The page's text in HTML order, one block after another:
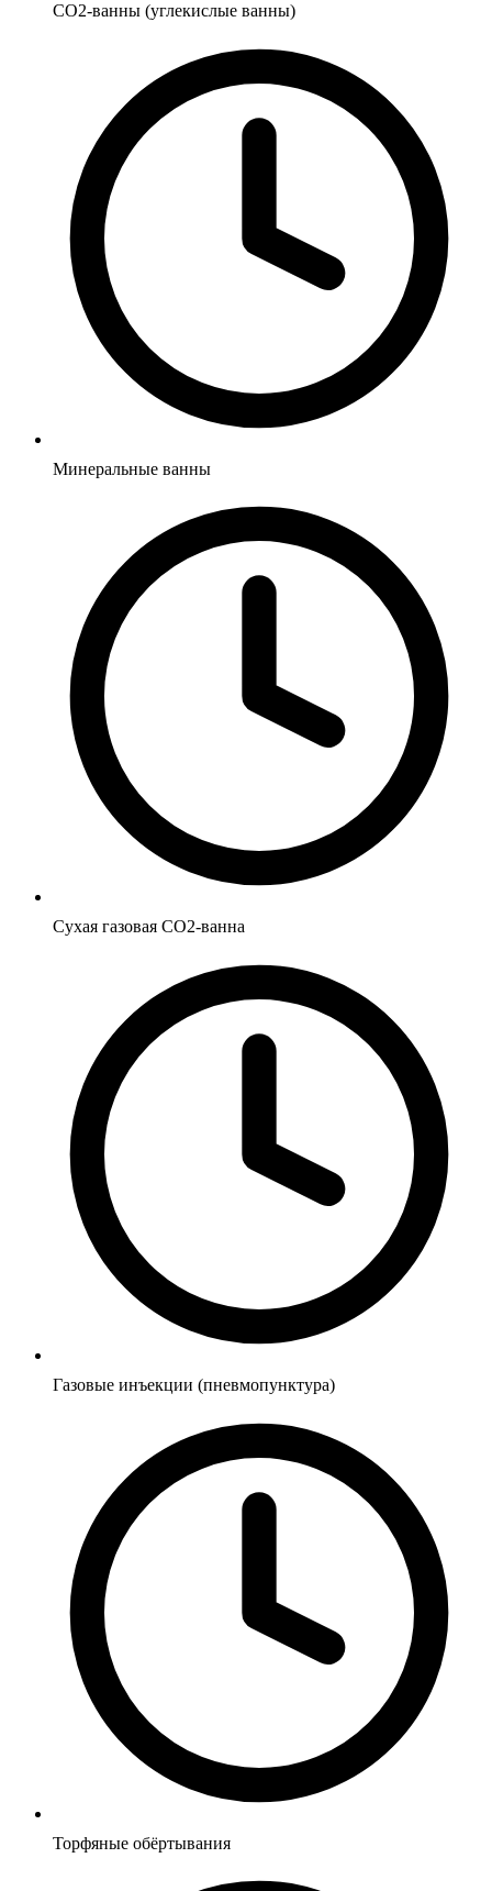
CO2-ванны (углекислые ванны)
Минеральные ванны
Сухая газовая CO2-ванна
Газовые инъекции (пневмопунктура)
Торфяные обёртывания